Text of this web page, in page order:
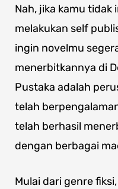
Nah, jika kamu
melakukan self
ingin novelmu
menerbitkannya di
Pustaka adalah
telah
telah berhasil
dengan berbagai
Mulai dari genre